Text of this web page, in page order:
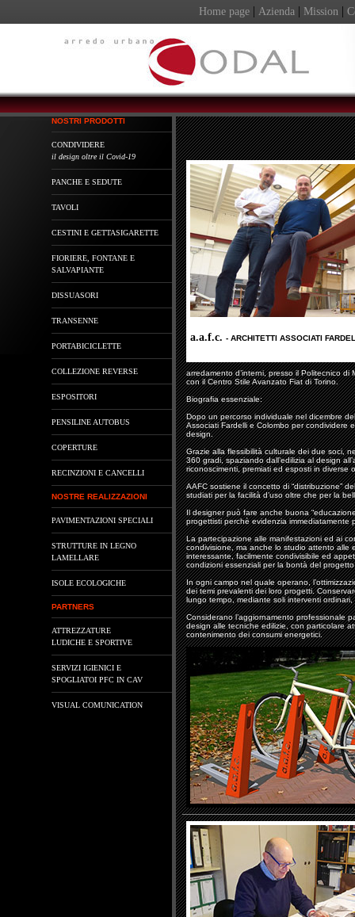
Home page | Azienda | Mission |
NOSTRI PRODOTTI
CONDIVIDERE
il design oltre il Covid-19
PANCHE E SEDUTE
TAVOLI
CESTINI E GETTASIGARETTE
FIORIERE, FONTANE E
SALVAPIANTE
DISSUASORI
TRANSENNE
PORTABICICLETTE
COLLEZIONE REVERSE
ESPOSITORI
PENSILINE AUTOBUS
COPERTURE
RECINZIONI E CANCELLI
NOSTRE REALIZZAZIONI
PAVIMENTAZIONI SPECIALI
STRUTTURE IN LEGNO
LAMELLARE
ISOLE ECOLOGICHE
PARTNERS
ATTREZZATURE
LUDICHE E SPORTIVE
SERVIZI IGIENICI E
SPOGLIATOI PFC IN CAV
VISUAL COMUNICATION
a.a.f.c. - ARCHITETTI ASSOCIATI
arredamento d’interni, presso il Politecnico di
con il Centro Stile Avanzato Fiat di Torino.
Biografia essenziale:
Dopo un percorso individuale nel dicembre
Associati Fardelli e Colombo per condividere
design.
Grazie alla flessibilità culturale dei due soci,
360 gradi, spaziando dall’edilizia al design
riconoscimenti, premiati ed esposti in diverse
AAFC sostiene il concetto di “distribuzione”
studiati per la facilità d’uso oltre che per la
Il designer può fare anche buona
progettisti perchè evidenzia immediatamente
La partecipazione alle manifestazioni ed ai
condivisione, ma anche lo studio attento alle
interessante, facilmente condivisibile ed
condizioni essenziali per la bontà del
In ogni campo nel quale operano,
dei temi prevalenti dei loro progetti.
lungo tempo, mediante soli interventi
Considerano l’aggiornamento professionale
design alle tecniche edilizie, con particolare
contenimento dei consumi energetici.